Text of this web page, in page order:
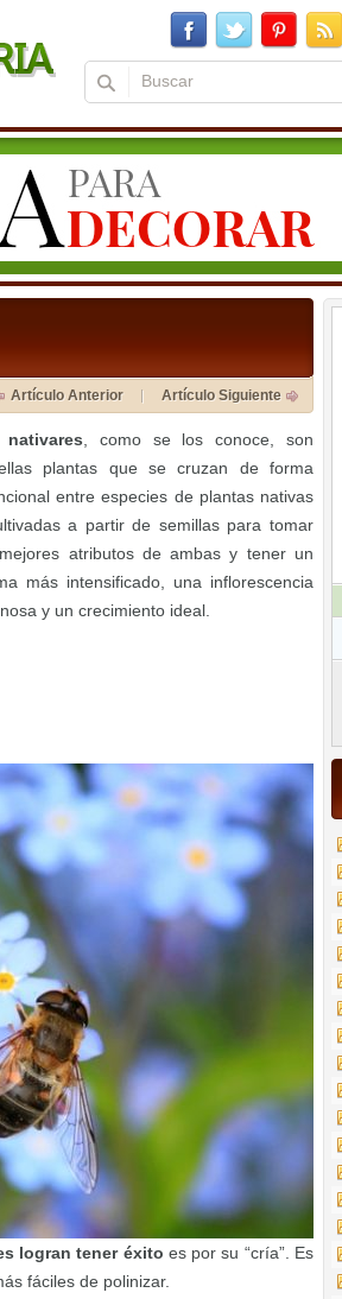
Artículo Anterior Artículo Siguiente
nativares , como se los conoce, son
plantas que se cruzan de forma
entre especies de plantas nativas
a partir de semillas para tomar
atributos de ambas y tener un
más intensificado, una inflorescencia
y un crecimiento ideal.
logran tener éxito es por su “cría”. Es
fáciles de polinizar.